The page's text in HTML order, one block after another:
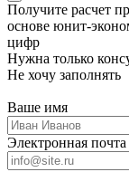
Получите расчет
основе юнит-
цифр
Нужна только
Не хочу заполнять
Ваше имя
Электронная почта